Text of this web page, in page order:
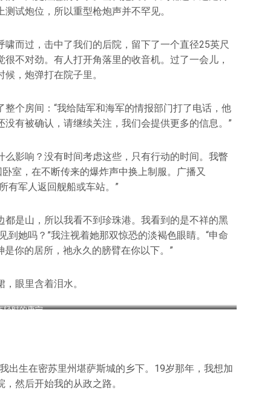
试炮位，所以重型枪炮声并不罕见。
而过，击中了我们的后院，留下了一个直径25英尺
不对劲。有人打开角落里的收音机。过了一会儿，
，炮弹打在院子里。
个房间：“我给陆军和海军的情报部门打了电话，他
有被确认，请继续关注，我们会提供更多的信息。”
影响？没有时间考虑这些，只有行动的时间。我瞥
室，在不断传来的爆炸声中换上制服。广播又
有军人返回舰船或车站。”
是山，所以我看不到珍珠港。我看到的是不祥的黑
到她吗？”我注视着她那双惊恐的淡褐色眼睛。“申命
你的居所，祂永久的膀臂在你以下。”
眼里含着泪水。
轻时的唐宁
出生在密苏里州堪萨斯城的乡下。19岁那年，我想加
然后开始我的从政之路。